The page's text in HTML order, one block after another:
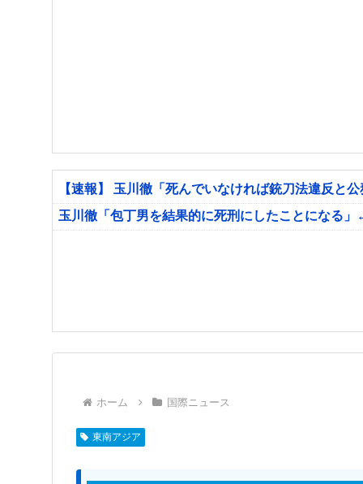
【速報】 玉川徹「死んでいなければ銃刀法違反と
玉川徹「包丁男を結果的に死刑にしたことになる
ホーム 国際ニュース
東南アジア